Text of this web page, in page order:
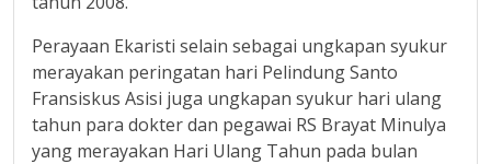
Perayaan Ekaristi selain sebagai ungkapan syukur
merayakan peringatan hari Pelindung Santo
Fransiskus Asisi juga ungkapan syukur hari ulang
tahun para dokter dan pegawai RS Brayat Minulya
yang merayakan Hari Ulang Tahun pada bulan